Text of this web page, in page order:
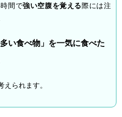
間で強い空腹を覚える際には注
多い食べ物」を一気に食べた
えられます。